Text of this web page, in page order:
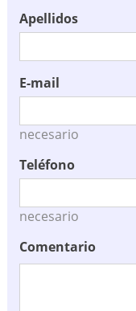
Apellidos
E-mail
necesario
Teléfono
necesario
Comentario